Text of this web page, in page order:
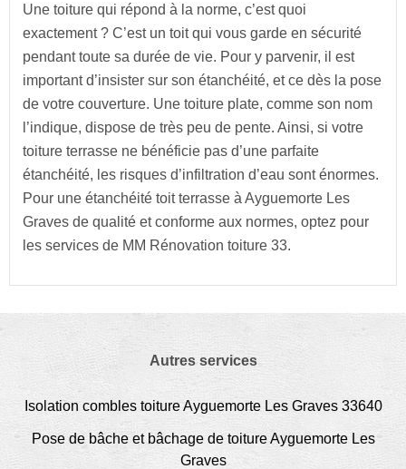
Une toiture qui répond à la norme, c’est quoi
exactement ? C’est un toit qui vous garde en sécurité
pendant toute sa durée de vie. Pour y parvenir, il est
important d’insister sur son étanchéité, et ce dès la pose
de votre couverture. Une toiture plate, comme son nom
l’indique, dispose de très peu de pente. Ainsi, si votre
toiture terrasse ne bénéficie pas d’une parfaite
étanchéité, les risques d’infiltration d’eau sont énormes.
Pour une étanchéité toit terrasse à Ayguemorte Les
Graves de qualité et conforme aux normes, optez pour
les services de MM Rénovation toiture 33.
Autres services
Isolation combles toiture Ayguemorte Les Graves 33640
Pose de bâche et bâchage de toiture Ayguemorte Les
Graves